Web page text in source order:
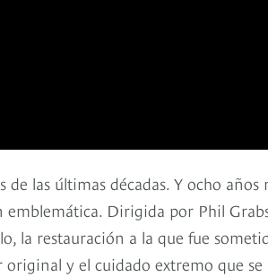
las últimas décadas. Y ocho años
Dirigida por Phil
la restauración a la que fue
y el cuidado extremo que se